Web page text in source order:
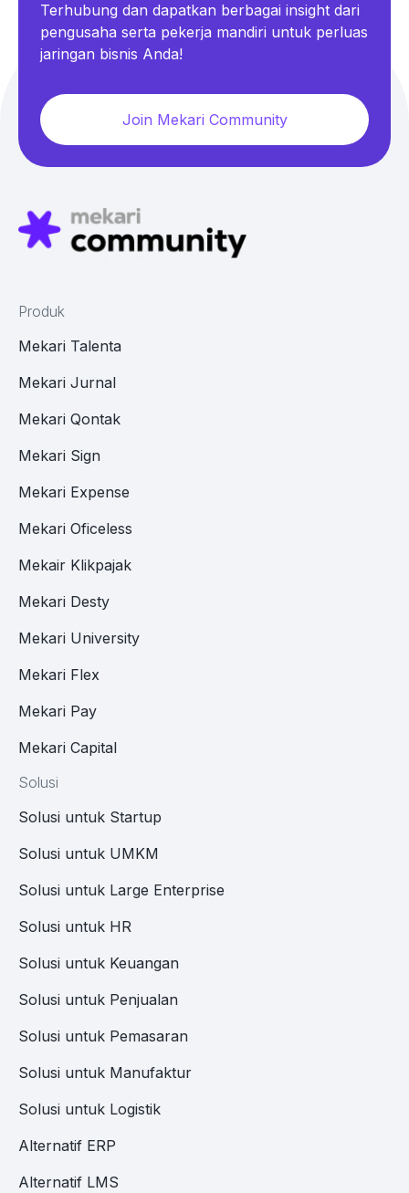
Terhubung dan dapatkan berbagai insight dari
pengusaha serta pekerja mandiri untuk perluas
jaringan bisnis Anda!
Join Mekari Community
Produk
Mekari Talenta
Mekari Jurnal
Mekari Qontak
Mekari Sign
Mekari Expense
Mekari Oficeless
Mekair Klikpajak
Mekari Desty
Mekari University
Mekari Flex
Mekari Pay
Mekari Capital
Solusi
Solusi untuk Startup
Solusi untuk UMKM
Solusi untuk Large Enterprise
Solusi untuk HR
Solusi untuk Keuangan
Solusi untuk Penjualan
Solusi untuk Pemasaran
Solusi untuk Manufaktur
Solusi untuk Logistik
Alternatif ERP
Alternatif LMS